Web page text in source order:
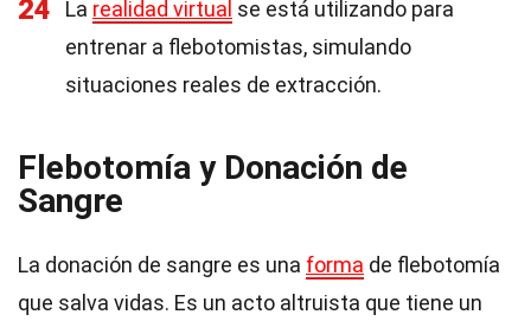
24 La realidad virtual se está utilizando para
entrenar a flebotomistas, simulando
situaciones reales de extracción.
Flebotomía y Donación de
Sangre
La donación de sangre es una forma de flebotomía
que salva vidas. Es un acto altruista que tiene un